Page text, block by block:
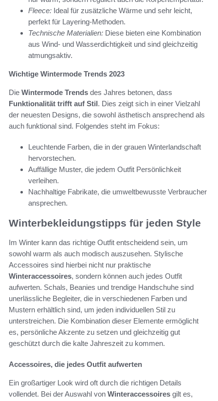
Fleece: Ideal für zusätzliche Wärme und sehr leicht,
perfekt für Layering-Methoden.
Technische Materialien: Diese bieten eine Kombination
aus Wind- und Wasserdichtigkeit und sind gleichzeitig
atmungsaktiv.
Wichtige Wintermode Trends 2023
Die Wintermode Trends des Jahres betonen, dass
Funktionalität trifft auf Stil. Dies zeigt sich in einer Vielzahl
der neuesten Designs, die sowohl ästhetisch ansprechend als
auch funktional sind. Folgendes steht im Fokus:
Leuchtende Farben, die in der grauen Winterlandschaft
hervorstechen.
Auffällige Muster, die jedem Outfit Persönlichkeit
verleihen.
Nachhaltige Fabrikate, die umweltbewusste Verbraucher
ansprechen.
Winterbekleidungstipps für jeden Style
Im Winter kann das richtige Outfit entscheidend sein, um
sowohl warm als auch modisch auszusehen. Stylische
Accessoires sind hierbei nicht nur praktische
Winteraccessoires, sondern können auch jedes Outfit
aufwerten. Schals, Beanies und trendige Handschuhe sind
unerlässliche Begleiter, die in verschiedenen Farben und
Mustern erhältlich sind, um jeden individuellen Stil zu
unterstreichen. Die Kombination dieser Elemente ermöglicht
es, persönliche Akzente zu setzen und gleichzeitig gut
geschützt durch die kalte Jahreszeit zu kommen.
Accessoires, die jedes Outfit aufwerten
Ein großartiger Look wird oft durch die richtigen Details
vollendet. Bei der Auswahl von Winteraccessoires gilt es,